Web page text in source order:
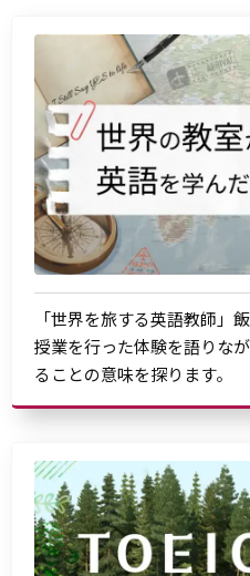
「世界を旅する英語教師」
授業を行った体験を語りな
ることの意味を探ります。